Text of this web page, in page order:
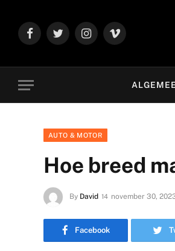
FacebookTwitter Instagram
Vimeo
AUTO & MOTOR
Hoe breed
By David november 30,
Facebook